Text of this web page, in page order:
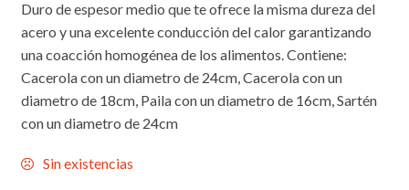
Duro de espesor medio que te ofrece la misma dureza del
acero y una excelente conducción del calor garantizando
una coacción homogénea de los alimentos. Contiene:
Cacerola con un diametro de 24cm, Cacerola con un
diametro de 18cm, Paila con un diametro de 16cm, Sartén
con un diametro de 24cm
Sin existencias